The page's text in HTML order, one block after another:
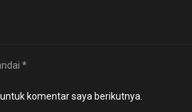
*
komentar saya berikutnya.